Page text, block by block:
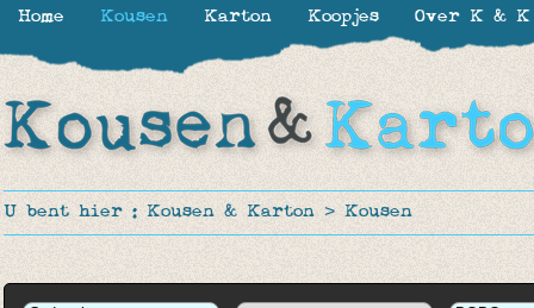
U bent hier : Kousen & Karton > Kousen
Home Kousen Karton Koopjes Over K & K